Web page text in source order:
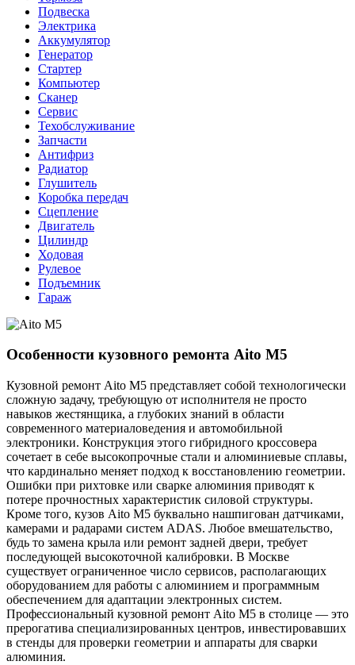
Подвеска
Электрика
Аккумулятор
Генератор
Стартер
Компьютер
Сканер
Сервис
Техобслуживание
Запчасти
Антифриз
Радиатор
Глушитель
Коробка передач
Сцепление
Двигатель
Цилиндр
Ходовая
Рулевое
Подъемник
Гараж
Особенности кузовного ремонта Aito M5
Кузовной ремонт Aito M5 представляет собой технологически
сложную задачу, требующую от исполнителя не просто
навыков жестянщика, а глубоких знаний в области
современного материаловедения и автомобильной
электроники. Конструкция этого гибридного кроссовера
сочетает в себе высокопрочные стали и алюминиевые сплавы,
что кардинально меняет подход к восстановлению геометрии.
Ошибки при рихтовке или сварке алюминия приводят к
потере прочностных характеристик силовой структуры.
Кроме того, кузов Aito M5 буквально нашпигован датчиками,
камерами и радарами систем ADAS. Любое вмешательство,
будь то замена крыла или ремонт задней двери, требует
последующей высокоточной калибровки. В Москве
существует ограниченное число сервисов, располагающих
оборудованием для работы с алюминием и программным
обеспечением для адаптации электронных систем.
Профессиональный кузовной ремонт Aito M5 в столице — это
прерогатива специализированных центров, инвестировавших
в стенды для проверки геометрии и аппараты для сварки
алюминия.